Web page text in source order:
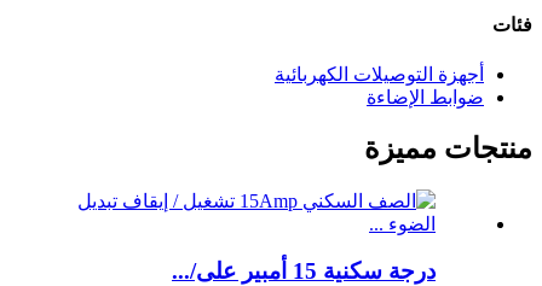
فئات
أجهزة التوصيلات الكهربائية
ضوابط الإضاءة
منتجات مميزة
درجة سكنية 15 أمبير على/...